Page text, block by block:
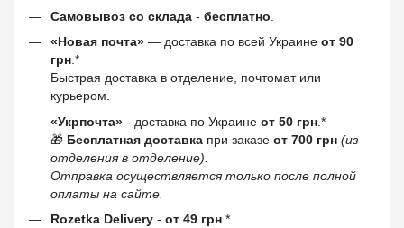
Самовывоз со склада - бесплатно
«Новая почта» — доставка по всей Украине от 90
грн.*
Быстрая доставка в отделение, почтомат или
курьером.
«Укрпочта» - доставка по Украине от 50 грн .*
🎁 Бесплатная доставка при заказе от 700 грн (из
отделения в отделение).
Отправка осуществляется только после полной
оплаты на сайте.
Rozetka Delivery - от 49 грн .*